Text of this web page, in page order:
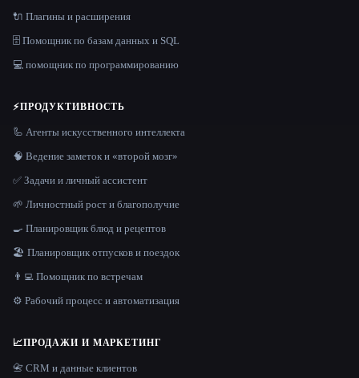
🔌 Плагины и расширения
🗄️ Помощник по базам данных и SQL
💻 помощник по программированию
⚡ПРОДУКТИВНОСТЬ
🦾 Агенты искусственного интеллекта
🧠 Ведение заметок и «второй мозг»
✅ Задачи и личный ассистент
🌱 Личностный рост и благополучие
🍳 Планировщик блюд и рецептов
🏖 Планировщик отпусков и поездок
👨‍💻 Помощник по встречам
⚙️ Рабочий процесс и автоматизация
📈ПРОДАЖИ И МАРКЕТИНГ
📇 CRM и данные клиентов